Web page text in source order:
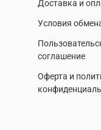
Доставка и
Условия
соглашение
Оферта и